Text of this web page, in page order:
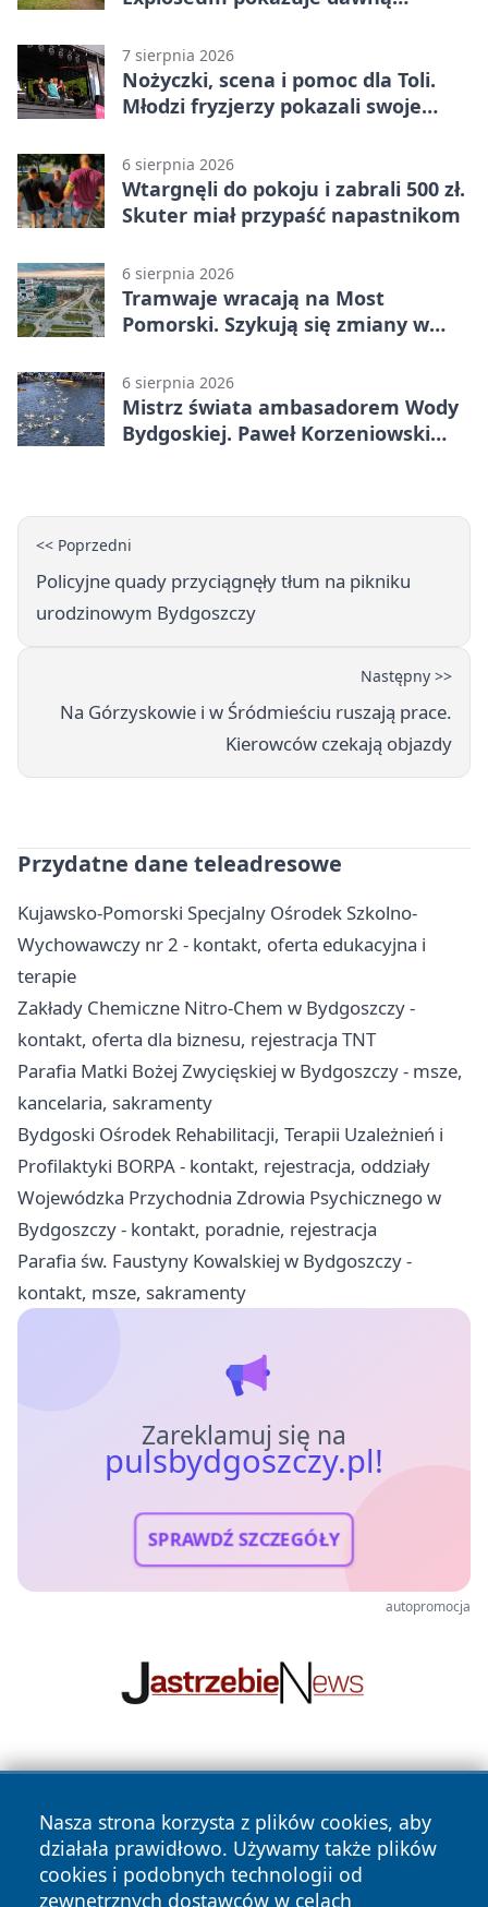
7 sierpnia 2026
Nożyczki, scena i pomoc dla Toli.
Młodzi fryzjerzy pokazali swoje
6 sierpnia 2026
Wtargnęli do pokoju i zabrali 500 zł.
Skuter miał przypaść napastnikom
6 sierpnia 2026
Tramwaje wracają na Most
Pomorski. Szykują się zmiany w
6 sierpnia 2026
Mistrz świata ambasadorem Wody
Bydgoskiej. Paweł Korzeniowski
<< Poprzedni
Policyjne quady przyciągnęły tłum na pikniku
urodzinowym Bydgoszczy
Następny >>
Na Górzyskowie i w Śródmieściu ruszają prace.
Kierowców czekają objazdy
Przydatne dane teleadresowe
Kujawsko-Pomorski Specjalny Ośrodek Szkolno-
Wychowawczy nr 2 - kontakt, oferta edukacyjna i
terapie
Zakłady Chemiczne Nitro-Chem w Bydgoszczy -
kontakt, oferta dla biznesu, rejestracja TNT
Parafia Matki Bożej Zwycięskiej w Bydgoszczy - msze,
kancelaria, sakramenty
Bydgoski Ośrodek Rehabilitacji, Terapii Uzależnień i
Profilaktyki BORPA - kontakt, rejestracja, oddziały
Wojewódzka Przychodnia Zdrowia Psychicznego w
Bydgoszczy - kontakt, poradnie, rejestracja
Parafia św. Faustyny Kowalskiej w Bydgoszczy -
kontakt, msze, sakramenty
Zareklamuj się na
pulsbydgoszczy.pl!
SPRAWDŹ SZCZEGÓŁY
autopromocja
Nasza strona korzysta z plików cookies, aby
działała prawidłowo. Używamy także plików
cookies i podobnych technologii od
zewnętrznych dostawców w celach